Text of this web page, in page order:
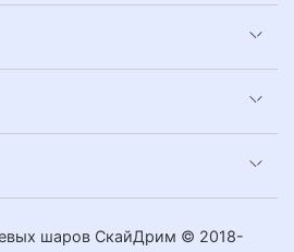
шаров СкайДрим © 2018-